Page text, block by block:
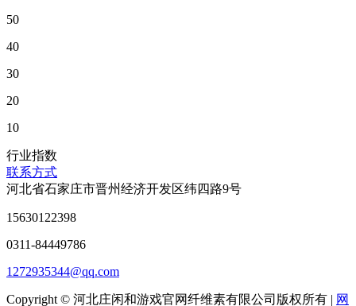
50
40
30
20
10
行业指数
联系方式
河北省石家庄市晋州经济开发区纬四路9号
15630122398
0311-84449786
1272935344@qq.com
Copyright © 河北庄闲和游戏官网纤维素有限公司版权所有 | 网